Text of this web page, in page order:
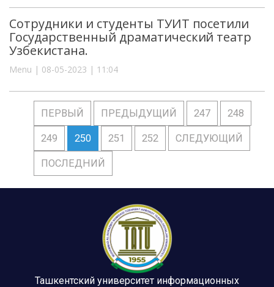
Сотрудники и студенты ТУИТ посетили
Государственный драматический театр
Узбекистана.
Menu | 08-05-2023 | 11:04
ПЕРВЫЙ ПРЕДЫДУЩИЙ 247 248
249 250 251 252 СЛЕДУЮЩИЙ
ПОСЛЕДНИЙ
Ташкентский университет информационных